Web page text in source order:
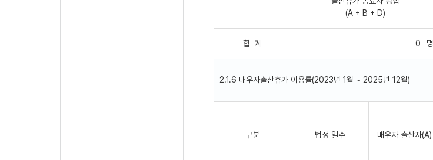
(A + B + D)
합 계 0 명
2.1.6 배우자출산휴가 이용률(2023년 1월 ~ 2025년 12월)
구분 법정 일수 배우자 출산자(A)